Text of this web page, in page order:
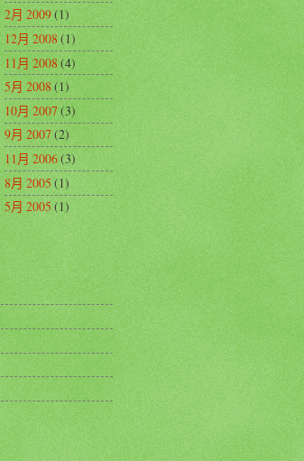
2月 2009(1)
12月 2008(1)
11月 2008(4)
5月 2008(1)
10月 2007(3)
9月 2007(2)
11月 2006(3)
8月 2005(1)
5月 2005(1)